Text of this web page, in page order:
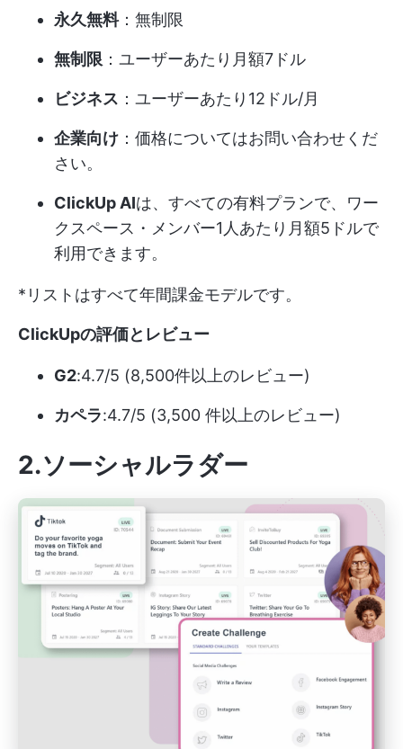
永久無料：無制限
無制限 ：ユーザーあたり月額7ドル
ビジネス ：ユーザーあたり12ドル/月
企業向け ：価格についてはお問い合わせくだ
さい。
ClickUp AIは、すべての有料プランで、ワー
クスペース・メンバー1人あたり月額5ドルで
利用できます。
*リストはすべて年間課金モデルです。
ClickUpの評価とレビュー
G2:4.7/5 (8,500件以上のレビュー)
カペラ:4.7/5 (3,500 件以上のレビュー)
2.ソーシャルラダー